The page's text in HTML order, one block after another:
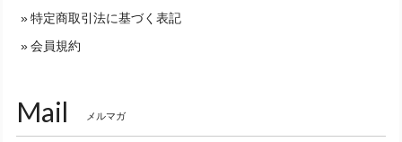
特定商取引法に基づく表記
会員規約
Mail メルマガ